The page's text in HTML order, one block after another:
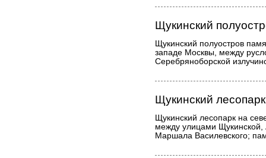
Щукинский
Щукинский полуостров
западе Москвы, между
Серебряноборской
Щукинский лесопарк
Щукинский лесопарк на
между улицами Щукинской,
Маршала Василевского;